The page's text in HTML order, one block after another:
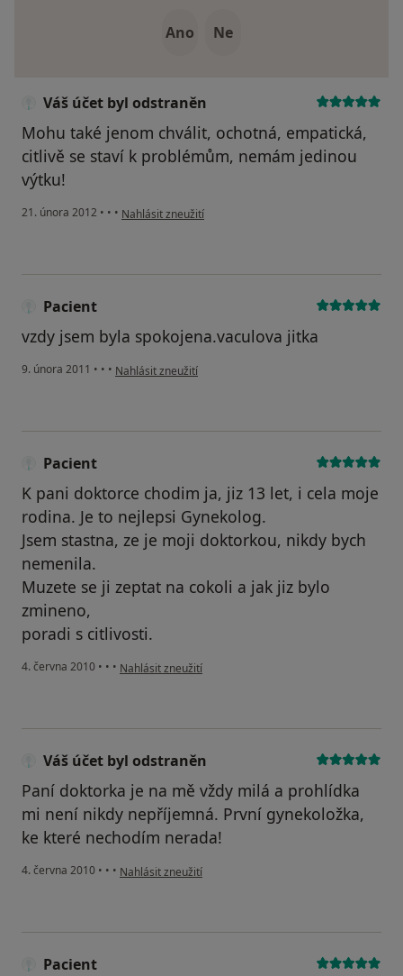
Ano Ne
Váš účet byl odstraněn
Mohu také jenom chválit, ochotná, empatická,
citlivě se staví k problémům, nemám jedinou
výtku!
21. února 2012 • • • podle názoru uživatele Váš účet byl odstraněn
Nahlásit zneužití
Pacient
vzdy jsem byla spokojena.vaculova jitka
9. února 2011 • • • podle názoru uživatele Pacient
Nahlásit zneužití
Pacient
K pani doktorce chodim ja, jiz 13 let, i cela moje
rodina. Je to nejlepsi Gynekolog.
Jsem stastna, ze je moji doktorkou, nikdy bych
nemenila.
Muzete se ji zeptat na cokoli a jak jiz bylo
zmineno,
poradi s citlivosti.
4. června 2010 • • • podle názoru uživatele Pacient
Nahlásit zneužití
Váš účet byl odstraněn
Paní doktorka je na mě vždy milá a prohlídka
mi není nikdy nepříjemná. První gynekoložka,
ke které nechodím nerada!
4. června 2010 • • • podle názoru uživatele Váš účet byl odstraněn
Nahlásit zneužití
Pacient